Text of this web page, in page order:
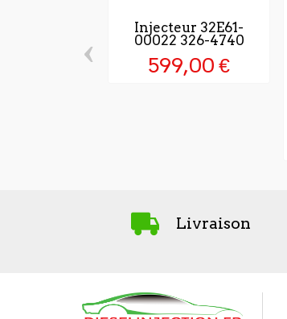
Injecteur 32E61-
00022 326-4740
599,00 €
‹
Livraison